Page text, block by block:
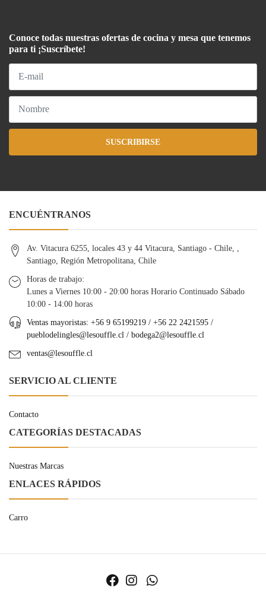
Conoce todas nuestras ofertas de cocina y mesa que tenemos
para ti ¡Suscríbete!
SUSCRIBIRSE
ENCUÉNTRANOS
Av. Vitacura 6255, locales 43 y 44 Vitacura, Santiago - Chile, ,
Santiago, Región Metropolitana, Chile
Horas de trabajo:
Lunes a Viernes 10:00 - 20:00 horas Horario Continuado Sábado
10:00 - 14:00 horas
Ventas mayoristas: +56 9 65199219 / +56 22 2421595 /
pueblodelingles@lesouffle.cl / bodega2@lesouffle.cl
ventas@lesouffle.cl
SERVICIO AL CLIENTE
Contacto
CATEGORÍAS DESTACADAS
Nuestras Marcas
ENLACES RÁPIDOS
Carro